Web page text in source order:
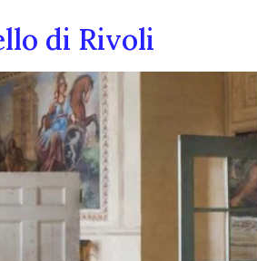
di Rivoli